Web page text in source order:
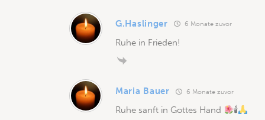
G.Haslinger 6 Monate zuvor
Ruhe in Frieden!
Maria Bauer 6 Monate zuvor
Ruhe sanft in Gottes Hand 🕯